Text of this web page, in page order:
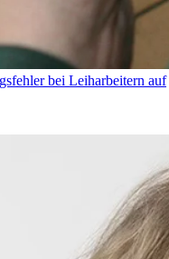
bei Leiharbeitern auf